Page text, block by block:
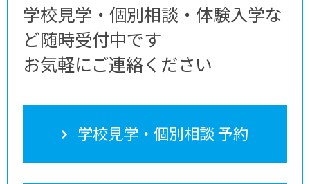
学校見学・個別相談・体験入学な
ど随時受付中です
お気軽にご連絡ください
学校見学・個別相談 予約